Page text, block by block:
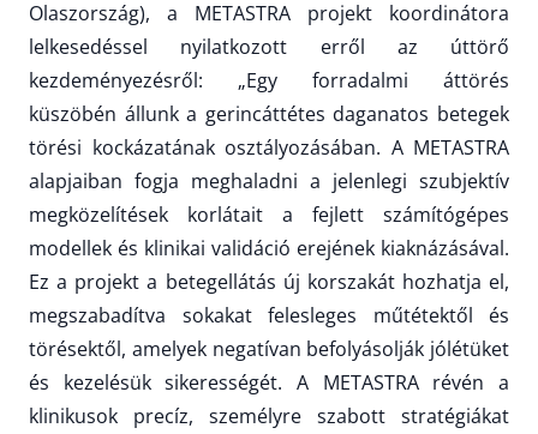
Olaszország), a METASTRA projekt koordinátora
lelkesedéssel nyilatkozott erről az úttörő
kezdeményezésről: „Egy forradalmi áttörés
küszöbén állunk a gerincáttétes daganatos betegek
törési kockázatának osztályozásában. A METASTRA
alapjaiban fogja meghaladni a jelenlegi szubjektív
megközelítések korlátait a fejlett számítógépes
modellek és klinikai validáció erejének kiaknázásával.
Ez a projekt a betegellátás új korszakát hozhatja el,
megszabadítva sokakat felesleges műtétektől és
törésektől, amelyek negatívan befolyásolják jólétüket
és kezelésük sikerességét. A METASTRA révén a
klinikusok precíz, személyre szabott stratégiákat